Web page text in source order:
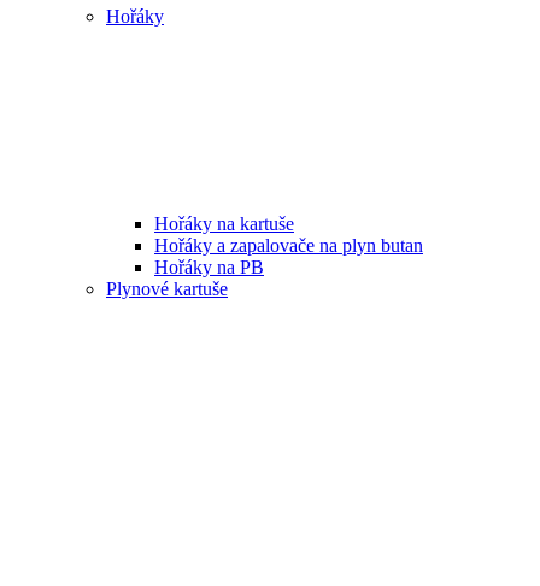
Hořáky
Hořáky na kartuše
Hořáky a zapalovače na plyn butan
Hořáky na PB
Plynové kartuše